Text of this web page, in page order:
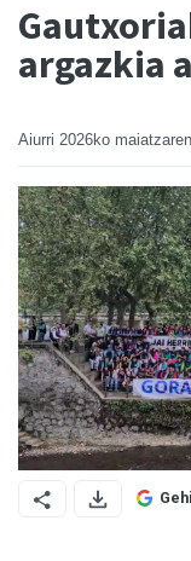
argazkia
Aiurri 2026ko